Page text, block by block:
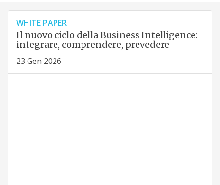
WHITE PAPER
Il nuovo ciclo della Business Intelligence:
integrare, comprendere, prevedere
23 Gen 2026